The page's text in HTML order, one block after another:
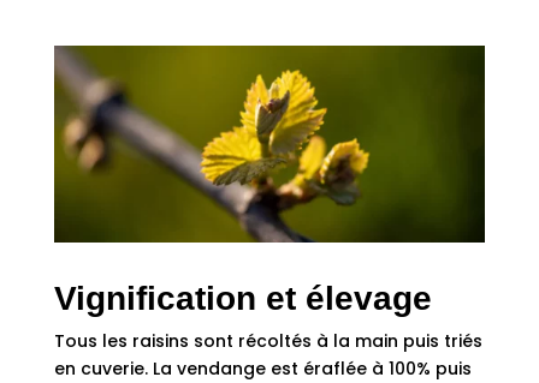
Vignification et élevage
Tous les raisins sont récoltés à la main puis triés
en cuverie. La vendange est éraflée à 100% puis